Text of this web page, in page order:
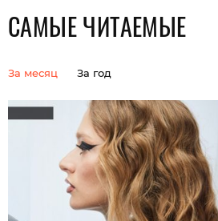
САМЫЕ ЧИТАЕМЫЕ
За месяц За год